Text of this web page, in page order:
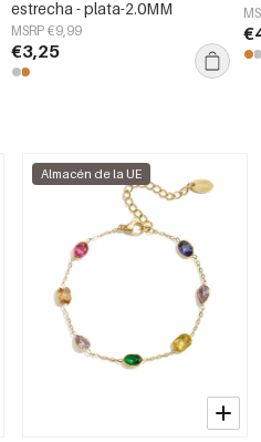
estrecha - plata-2.0MM
MSRP €9,99
€3,25
Almacén de la UE